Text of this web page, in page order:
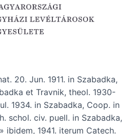
20. Jun. 1911. in Szabadka,
et Travnik, theol. 1930-
1934. in Szabadka, Coop. in
schol. civ. puell. in Szabadka,
ibidem, 1941. iterum Catech.